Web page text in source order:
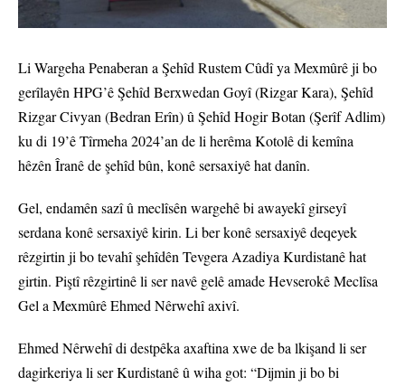
Li Wargeha Penaberan a Şehîd Rustem Cûdî ya Mexmûrê ji bo
gerîlayên HPG’ê Şehîd Berxwedan Goyî (Rizgar Kara), Şehîd
Rizgar Civyan (Bedran Erîn) û Şehîd Hogir Botan (Şerîf Adlim)
ku di 19’ê Tîrmeha 2024’an de li herêma Kotolê di kemîna
hêzên Îranê de şehîd bûn, konê sersaxiyê hat danîn.
Gel, endamên sazî û meclîsên wargehê bi awayekî girseyî
serdana konê sersaxiyê kirin. Li ber konê sersaxiyê deqeyek
rêzgirtin ji bo tevahî şehîdên Tevgera Azadiya Kurdistanê hat
girtin. Piştî rêzgirtinê li ser navê gelê amade Hevserokê Meclîsa
Gel a Mexmûrê Ehmed Nêrwehî axivî.
Ehmed Nêrwehî di destpêka axaftina xwe de ba lkişand li ser
dagirkeriya li ser Kurdistanê û wiha got: “Dijmin ji bo bi